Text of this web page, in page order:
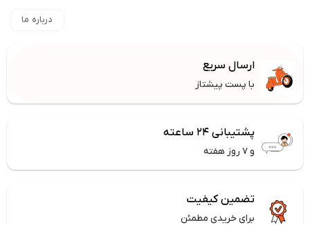
درباره ما
ارسال سریع
با پست پیشتاز
پشتیبانی ۲۴ ساعته
و ۷ روز هفته
تضمین کیفیت
برای خریدی مطمئن